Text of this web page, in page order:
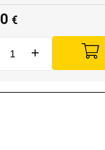
€
+